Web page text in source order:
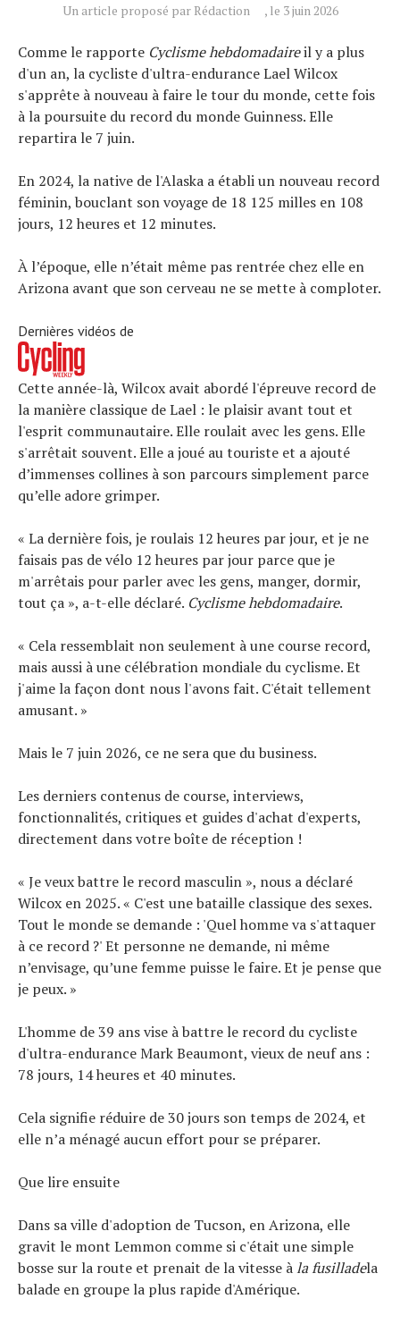
Un article proposé par Rédaction , le 3 juin 2026
Comme le rapporte Cyclisme hebdomadaireil y a plus
d'un an, la cycliste d'ultra-endurance Lael Wilcox
s'apprête à nouveau à faire le tour du monde, cette fois
à la poursuite du record du monde Guinness. Elle
repartira le 7 juin.
En 2024, la native de l'Alaska a établi un nouveau record
féminin, bouclant son voyage de 18 125 milles en 108
jours, 12 heures et 12 minutes.
À l’époque, elle n’était même pas rentrée chez elle en
Arizona avant que son cerveau ne se mette à comploter.
Dernières vidéos de
Cette année-là, Wilcox avait abordé l'épreuve record de
la manière classique de Lael : le plaisir avant tout et
l'esprit communautaire. Elle roulait avec les gens. Elle
s'arrêtait souvent. Elle a joué au touriste et a ajouté
d’immenses collines à son parcours simplement parce
qu’elle adore grimper.
« La dernière fois, je roulais 12 heures par jour, et je ne
faisais pas de vélo 12 heures par jour parce que je
m'arrêtais pour parler avec les gens, manger, dormir,
tout ça », a-t-elle déclaré. Cyclisme hebdomadaire.
« Cela ressemblait non seulement à une course record,
mais aussi à une célébration mondiale du cyclisme. Et
j'aime la façon dont nous l'avons fait. C'était tellement
amusant. »
Mais le 7 juin 2026, ce ne sera que du business.
Les derniers contenus de course, interviews,
fonctionnalités, critiques et guides d'achat d'experts,
directement dans votre boîte de réception !
« Je veux battre le record masculin », nous a déclaré
Wilcox en 2025. « C'est une bataille classique des sexes.
Tout le monde se demande : 'Quel homme va s'attaquer
à ce record ?' Et personne ne demande, ni même
n’envisage, qu’une femme puisse le faire. Et je pense que
je peux. »
L'homme de 39 ans vise à battre le record du cycliste
d'ultra-endurance Mark Beaumont, vieux de neuf ans :
78 jours, 14 heures et 40 minutes.
Cela signifie réduire de 30 jours son temps de 2024, et
elle n’a ménagé aucun effort pour se préparer.
Que lire ensuite
Dans sa ville d'adoption de Tucson, en Arizona, elle
gravit le mont Lemmon comme si c'était une simple
bosse sur la route et prenait de la vitesse àla fusilladela
balade en groupe la plus rapide d'Amérique.
Actualités
Technologies
Tests de produits
Conseils
Tous nos articles
À propos